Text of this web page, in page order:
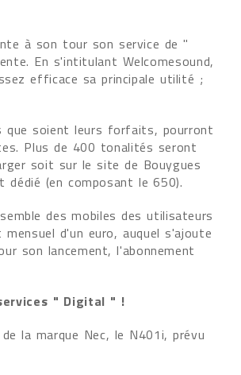
à son tour son service de "
En s'intitulant Welcomesound,
efficace sa principale utilité ;
que soient leurs forfaits, pourront
Plus de 400 tonalités seront
soit sur le site de Bouygues
dédié (en composant le 650).
des mobiles des utilisateurs
d'un euro, auquel s'ajoute
son lancement, l'abonnement
" Digital " !
la marque Nec, le N401i, prévu